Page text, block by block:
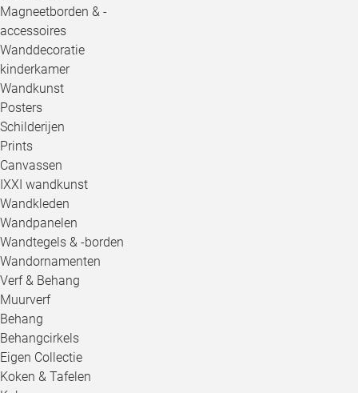
Magneetborden & -
accessoires
Wanddecoratie
kinderkamer
Wandkunst
Posters
Schilderijen
Prints
Canvassen
IXXI wandkunst
Wandkleden
Wandpanelen
Wandtegels & -borden
Wandornamenten
Verf & Behang
Muurverf
Behang
Behangcirkels
Eigen Collectie
Koken & Tafelen